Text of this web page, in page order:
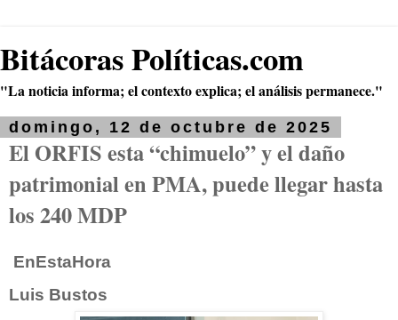
Bitácoras Políticas.com
"La noticia informa; el contexto explica; el análisis permanece."
domingo, 12 de octubre de 2025
El ORFIS esta “chimuelo” y el daño
patrimonial en PMA, puede llegar hasta
los 240 MDP
EnEstaHora
Luis Bustos